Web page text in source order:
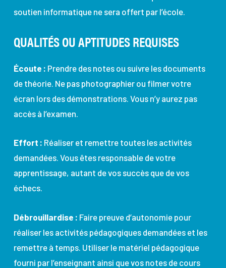
soutien informatique ne sera offert par l’école
QUALITÉS OU APTITUDES REQUISES
Écoute : Prendre des notes ou suivre les documents
de théorie. Ne pas photographier ou filmer votre
écran lors des démonstrations. Vous n’y aurez pas
accès à l’examen.
Effort : Réaliser et remettre toutes les activités
demandées. Vous êtes responsable de votre
apprentissage, autant de vos succès que de vos
échecs.
Débrouillardise : Faire preuve d’autonomie pour
réaliser les activités pédagogiques demandées et les
remettre à temps. Utiliser le matériel pédagogique
fourni par l’enseignant ainsi que vos notes de cours